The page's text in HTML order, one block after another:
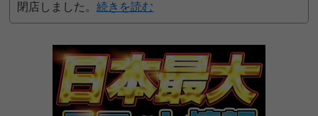
閉店しました。続きを読む